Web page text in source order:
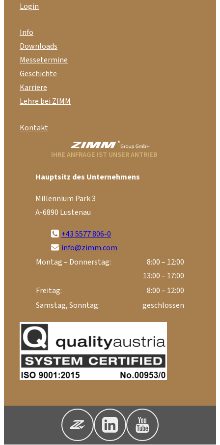
Login
Info
Downloads
Messetermine
Geschichte
Karriere
Lehre bei ZIMM
Kontakt
IHRE ANFRAGE IST UNSER ANTRIEB
Hauptsitz des Unternehmens
Millennium Park 3
A-6890 Lustenau
+43 5577 806-0
info@zimm.com
Montag – Donnerstag:
8:00 – 12:00
13:00 – 17:00
Freitag:
8:00 – 12:00
Samstag, Sonntag:
geschlossen